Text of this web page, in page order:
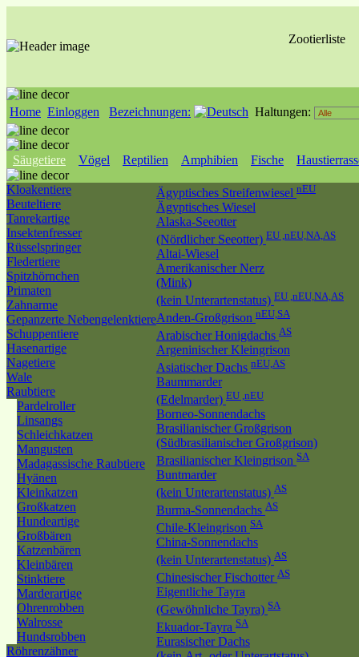
Zootierliste
Home Einloggen Bezeichnungen: Haltungen:
Säugetiere Vögel Reptilien Amphibien Fische
Kloakentiere
Beuteltiere
Tanrekartige
Insektenfresser
Rüsselspringer
Fledertiere
Spitzhörnchen
Primaten
Zahnarme
Gepanzerte Nebengelenktiere
Schuppentiere
Hasenartige
Nagetiere
Wale
Raubtiere
Pardelroller
Linsangs
Schleichkatzen
Mangusten
Madagassische Raubtiere
Hyänen
Kleinkatzen
Großkatzen
Hundeartige
Großbären
Katzenbären
Kleinbären
Stinktiere
Marderartige
Ohrenrobben
Walrosse
Hundsrobben
Röhrenzähner
Ägyptisches Streifenwiesel nEU
Ägyptisches Wiesel
Alaska-Seeotter
(Nördlicher Seeotter) EU ,nEU,NA,AS
Altai-Wiesel
Amerikanischer Nerz
(Mink)
(kein Unterartenstatus) EU ,nEU,NA,AS
Anden-Großgrison nEU,SA
Arabischer Honigdachs AS
Argeninischer Kleingrison
Asiatischer Dachs nEU,AS
Baummarder
(Edelmarder) EU ,nEU
Borneo-Sonnendachs
Brasilianischer Großgrison
(Südbrasilianischer Großgrison)
Brasilianischer Kleingrison SA
Buntmarder
(kein Unterartenstatus) AS
Burma-Sonnendachs AS
Chile-Kleingrison SA
China-Sonnendachs
(kein Unterartenstatus) AS
Chinesischer Fischotter AS
Eigentliche Tayra
(Gewöhnliche Tayra) SA
Ekuador-Tayra SA
Eurasischer Dachs